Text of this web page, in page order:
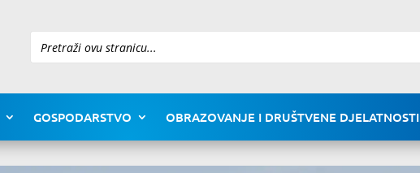
Pretraži
GOSPODARSTVO OBRAZOVANJE I DRUŠTVENE DJELATNOSTI